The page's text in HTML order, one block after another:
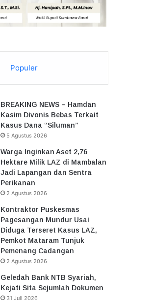
Populer
BREAKING NEWS – Hamdan
Kasim Divonis Bebas Terkait
Kasus Dana “Siluman”
5 Agustus 2026
Warga Inginkan Aset 2,76
Hektare Milik LAZ di Mambalan
Jadi Lapangan dan Sentra
Perikanan
2 Agustus 2026
Kontraktor Puskesmas
Pagesangan Mundur Usai
Diduga Terseret Kasus LAZ,
Pemkot Mataram Tunjuk
Pemenang Cadangan
2 Agustus 2026
Geledah Bank NTB Syariah,
Kejati Sita Sejumlah Dokumen
31 Juli 2026